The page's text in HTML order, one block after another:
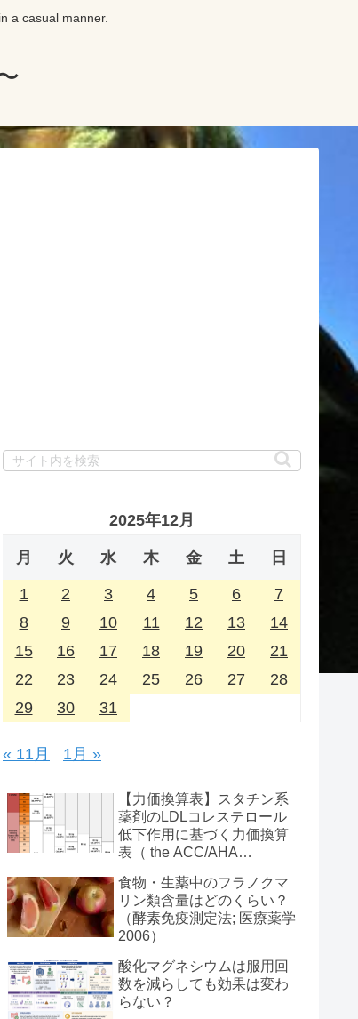
a casual manner.
2025年12月
月 火 水 木 金 土 日
1 2 3 4 5 6
7
8
9 10 11 12 13
14
15
16 17 18 19 20
21
22
23 24 25 26 27
28
29
30 31
« 11月 1月 »
【力価換算表】スタチン系
薬剤のLDLコレステロール
低下作用に基づく力価換算
表（ the ACC/AHA
Blood Cholesterol 2013）
食物・生薬中のフラノクマ
リン類含量はどのくらい？
（酵素免疫測定法; 医療薬学
2006）
酸化マグネシウムは服用回
数を減らしても効果は変わ
らない？